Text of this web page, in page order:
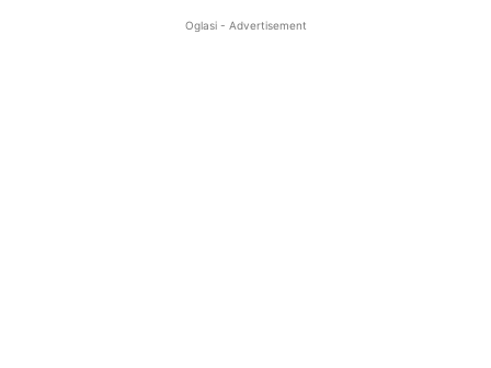
Oglasi - Advertisement